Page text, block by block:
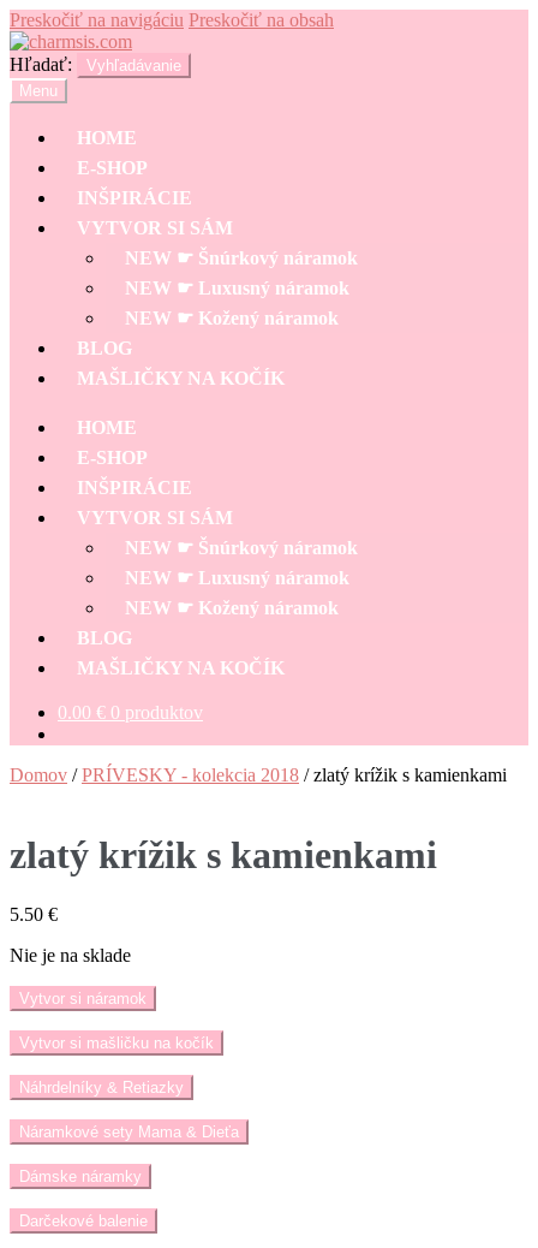
Preskočiť na navigáciu Preskočiť na obsah
Hľadať:
Vyhľadávanie
Menu
HOME
E-SHOP
INŠPIRÁCIE
VYTVOR SI SÁM
NEW ☛ Šnúrkový náramok
NEW ☛ Luxusný náramok
NEW ☛ Kožený náramok
BLOG
MAŠLIČKY NA KOČÍK
HOME
E-SHOP
INŠPIRÁCIE
VYTVOR SI SÁM
NEW ☛ Šnúrkový náramok
NEW ☛ Luxusný náramok
NEW ☛ Kožený náramok
BLOG
MAŠLIČKY NA KOČÍK
0.00 € 0 produktov
Domov /PRÍVESKY - kolekcia 2018 /zlatý krížik s kamienkami
zlatý krížik s kamienkami
5.50 €
Nie je na sklade
Vytvor si náramok
Vytvor si mašličku na kočík
Náhrdelníky & Retiazky
Náramkové sety Mama & Dieťa
Dámske náramky
Darčekové balenie